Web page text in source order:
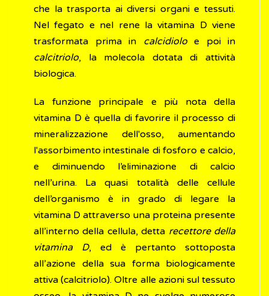
che la trasporta ai diversi organi e tessuti.
Nel fegato e nel rene la vitamina D viene
trasformata prima in calcidioloe poi in
calcitriolo, la molecola dotata di attività
biologica.
La funzione principale e più nota della
vitamina D è quella di favorire il processo di
mineralizzazione dell'osso, aumentando
l'assorbimento intestinale di fosforo e calcio,
e diminuendo l’eliminazione di calcio
nell’urina. La quasi totalità delle cellule
dell’organismo è in grado di legare la
vitamina D attraverso una proteina presente
all’interno della cellula, detta recettore della
vitamina D, ed è pertanto sottoposta
all’azione della sua forma biologicamente
attiva (calcitriolo). Oltre alle azioni sul tessuto